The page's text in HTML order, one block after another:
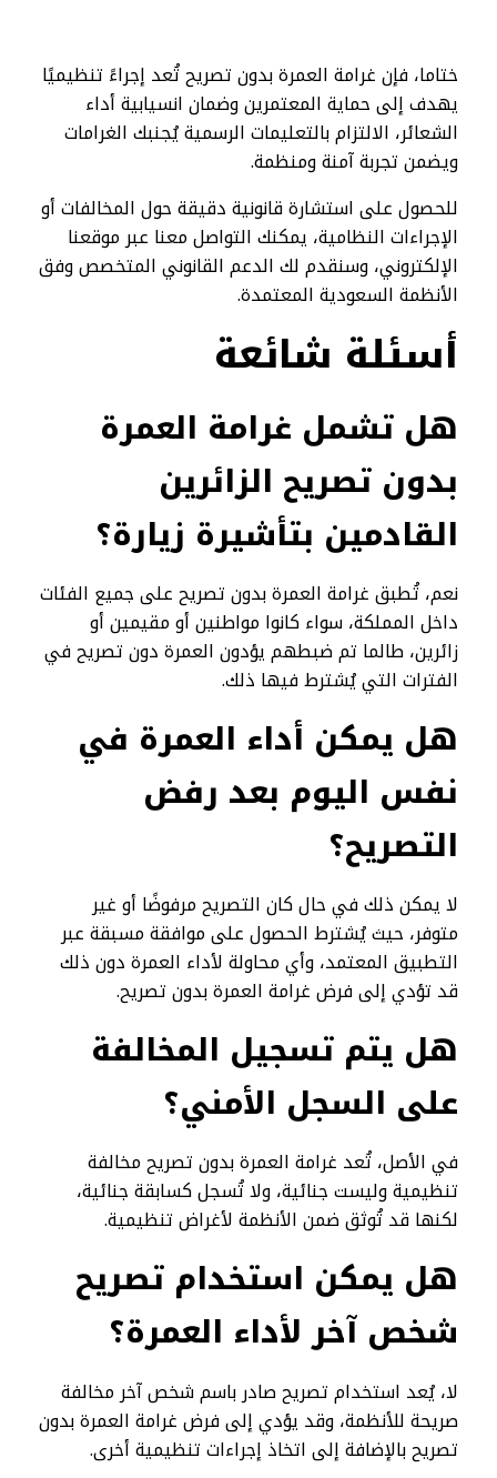
ختاما، فإن غرامة العمرة بدون تصريح تُعد إجراءً تنظيميًا
يهدف إلى حماية المعتمرين وضمان انسيابية أداء
الشعائر، الالتزام بالتعليمات الرسمية يُجنبك الغرامات
ويضمن تجربة آمنة ومنظمة.
للحصول على استشارة قانونية دقيقة حول المخالفات أو
الإجراءات النظامية، يمكنك التواصل معنا عبر موقعنا
الإلكتروني، وسنقدم لك الدعم القانوني المتخصص وفق
الأنظمة السعودية المعتمدة.
أسئلة شائعة
هل تشمل غرامة العمرة
بدون تصريح الزائرين
القادمين بتأشيرة زيارة؟
نعم، تُطبق غرامة العمرة بدون تصريح على جميع الفئات
داخل المملكة، سواء كانوا مواطنين أو مقيمين أو
زائرين، طالما تم ضبطهم يؤدون العمرة دون تصريح في
الفترات التي يُشترط فيها ذلك.
هل يمكن أداء العمرة في
نفس اليوم بعد رفض
التصريح؟
لا يمكن ذلك في حال كان التصريح مرفوضًا أو غير
متوفر، حيث يُشترط الحصول على موافقة مسبقة عبر
التطبيق المعتمد، وأي محاولة لأداء العمرة دون ذلك
قد تؤدي إلى فرض غرامة العمرة بدون تصريح.
هل يتم تسجيل المخالفة
على السجل الأمني؟
في الأصل، تُعد غرامة العمرة بدون تصريح مخالفة
تنظيمية وليست جنائية، ولا تُسجل كسابقة جنائية،
لكنها قد تُوثق ضمن الأنظمة لأغراض تنظيمية.
هل يمكن استخدام تصريح
شخص آخر لأداء العمرة؟
لا، يُعد استخدام تصريح صادر باسم شخص آخر مخالفة
صريحة للأنظمة، وقد يؤدي إلى فرض غرامة العمرة بدون
تصريح بالإضافة إلى اتخاذ إجراءات تنظيمية أخرى.